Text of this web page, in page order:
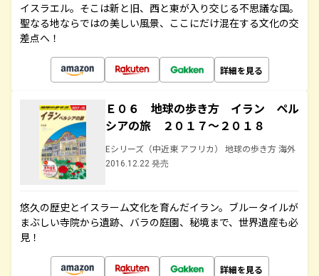
イスラエル。そこは新と旧、西と東が入り交じる不思議な国。
聖なる地ならではの美しい風景、ここにだけ混在する文化の交
差点へ！
詳細を見る
Ｅ０６ 地球の歩き方 イラン ペル
シアの旅 ２０１７～２０１８
Eシリーズ（中近東 アフリカ） 地球の歩き方 海外
2016.12.22 発売
悠久の歴史とイスラーム文化を育んだイラン。ブルータイルが
まぶしい寺院から遺跡、バラの庭園、秘境まで、世界遺産も必
見！
詳細を見る